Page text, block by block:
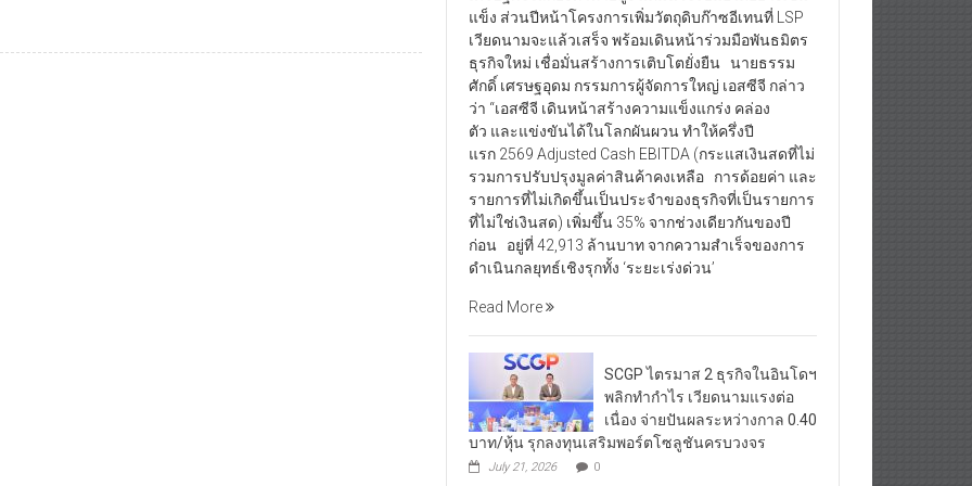
แข็ง ส่วนปีหน้าโครงการเพิ่มวัตถุดิบก๊าซอีเทนที่ LSP
เวียดนามจะแล้วเสร็จ พร้อมเดินหน้าร่วมมือพันธมิตร
ธุรกิจใหม่ เชื่อมั่นสร้างการเติบโตยั่งยืน นายธรรม
ศักดิ์ เศรษฐอุดม กรรมการผู้จัดการใหญ่ เอสซีจี กล่าว
ว่า “เอสซีจี เดินหน้าสร้างความแข็งแกร่ง คล่อง
ตัว และแข่งขันได้ในโลกผันผวน ทำให้ครึ่งปี
แรก 2569 Adjusted Cash EBITDA (กระแสเงินสดที่ไม่
รวมการปรับปรุงมูลค่าสินค้าคงเหลือ การด้อยค่า และ
รายการที่ไม่เกิดขึ้นเป็นประจำของธุรกิจที่เป็นรายการ
ที่ไม่ใช่เงินสด) เพิ่มขึ้น 35% จากช่วงเดียวกันของปี
ก่อน อยู่ที่ 42,913 ล้านบาท จากความสำเร็จของการ
ดำเนินกลยุทธ์เชิงรุกทั้ง ‘ระยะเร่งด่วน’
Read More
SCGP ไตรมาส 2 ธุรกิจในอินโดฯ
พลิกทำกำไร เวียดนามแรงต่อ
เนื่อง จ่ายปันผลระหว่างกาล 0.40
บาท/หุ้น รุกลงทุนเสริมพอร์ตโซลูชันครบวงจร
July 21, 2026 0